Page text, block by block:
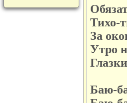
Тихо-
За
Утро
Баю-